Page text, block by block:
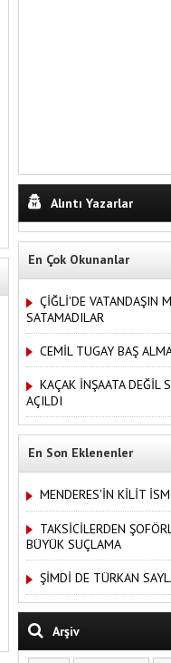
Alıntı Yazarlar
En Çok Okunanlar
ÇİĞLİ'DE VATANDAŞIN
SATAMADILAR
CEMİL TUGAY BAŞ
KAÇAK İNŞAATA DEĞİL
AÇILDI
En Son Eklenenler
MENDERES'İN KİLİT
TAKSİCİLERDEN
BÜYÜK SUÇLAMA
ŞİMDİ DE TÜRKAN
Arşiv